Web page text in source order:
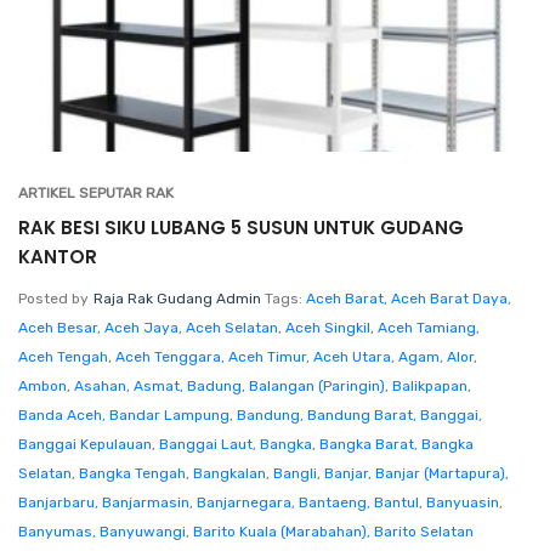
ARTIKEL SEPUTAR RAK
RAK BESI SIKU LUBANG 5 SUSUN UNTUK GUDANG
KANTOR
Posted by Raja Rak Gudang Admin Tags: Aceh Barat, Aceh Barat Daya,
Aceh Besar, Aceh Jaya, Aceh Selatan, Aceh Singkil, Aceh Tamiang,
Aceh Tengah, Aceh Tenggara, Aceh Timur, Aceh Utara, Agam, Alor,
Ambon, Asahan, Asmat, Badung, Balangan (Paringin), Balikpapan,
Banda Aceh, Bandar Lampung, Bandung, Bandung Barat, Banggai,
Banggai Kepulauan, Banggai Laut, Bangka, Bangka Barat, Bangka
Selatan, Bangka Tengah, Bangkalan, Bangli, Banjar, Banjar (Martapura),
Banjarbaru, Banjarmasin, Banjarnegara, Bantaeng, Bantul, Banyuasin,
Banyumas, Banyuwangi, Barito Kuala (Marabahan), Barito Selatan